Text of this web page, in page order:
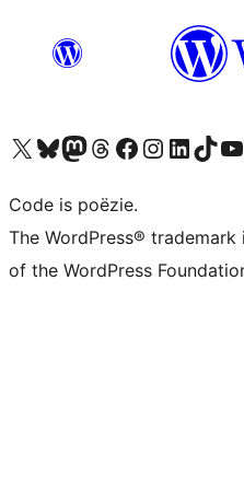
Bezoek ons X (voorheen Twitter) account
Bezoek ons Bluesky account
Bezoek ons Mastodon account
Bezoek ons Threads account
Onze Facebook pagina bezoeken
Bezoek ons Instagram account
Bezoek ons LinkedIn
Bezoek onsBezoek
Code is poëzie.
The WordPress®
of the WordPress